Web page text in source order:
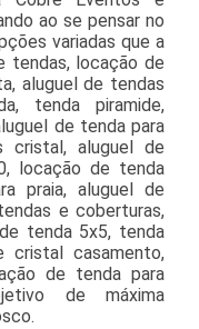
ao se pensar no
variadas que a
tendas, locação de
aluguel de tendas
tenda piramide,
de tenda para
cristal, aluguel de
locação de tenda
praia, aluguel de
e coberturas,
tenda 5x5, tenda
cristal casamento,
de tenda para
de máxima